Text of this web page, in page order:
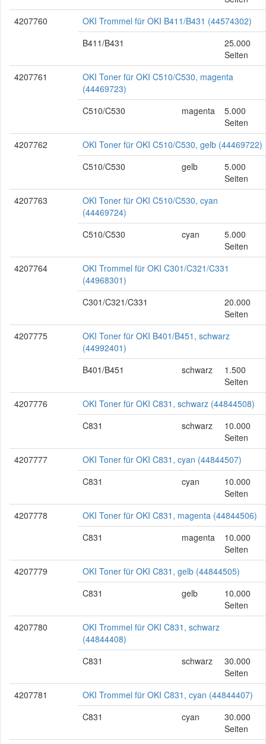
4207760
OKI Trommel für OKI B411/B431 (44574302)
B411/B431
25.000
Seiten
4207761
OKI Toner für OKI C510/C530, magenta
(44469723)
C510/C530
magenta
5.000
Seiten
4207762
OKI Toner für OKI C510/C530, gelb (44469722)
C510/C530
gelb
5.000
Seiten
4207763
OKI Toner für OKI C510/C530, cyan
(44469724)
C510/C530
cyan
5.000
Seiten
4207764
OKI Trommel für OKI C301/C321/C331
(44968301)
C301/C321/C331
20.000
Seiten
4207775
OKI Toner für OKI B401/B451, schwarz
(44992401)
B401/B451
schwarz
1.500
Seiten
4207776
OKI Toner für OKI C831, schwarz (44844508)
C831
schwarz
10.000
Seiten
4207777
OKI Toner für OKI C831, cyan (44844507)
C831
cyan
10.000
Seiten
4207778
OKI Toner für OKI C831, magenta (44844506)
C831
magenta
10.000
Seiten
4207779
OKI Toner für OKI C831, gelb (44844505)
C831
gelb
10.000
Seiten
4207780
OKI Trommel für OKI C831, schwarz
(44844408)
C831
schwarz
30.000
Seiten
4207781
OKI Trommel für OKI C831, cyan (44844407)
C831
cyan
30.000
Seiten